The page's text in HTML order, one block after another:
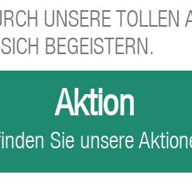
UNSERE TOLLEN
BEGEISTERN.
Aktion
Sie unsere